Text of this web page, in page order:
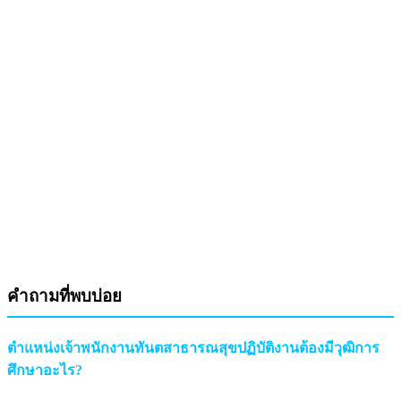
คำถามที่พบบ่อย
ตำแหน่งเจ้าพนักงานทันตสาธารณสุขปฏิบัติงานต้องมีวุฒิการ
ศึกษาอะไร?